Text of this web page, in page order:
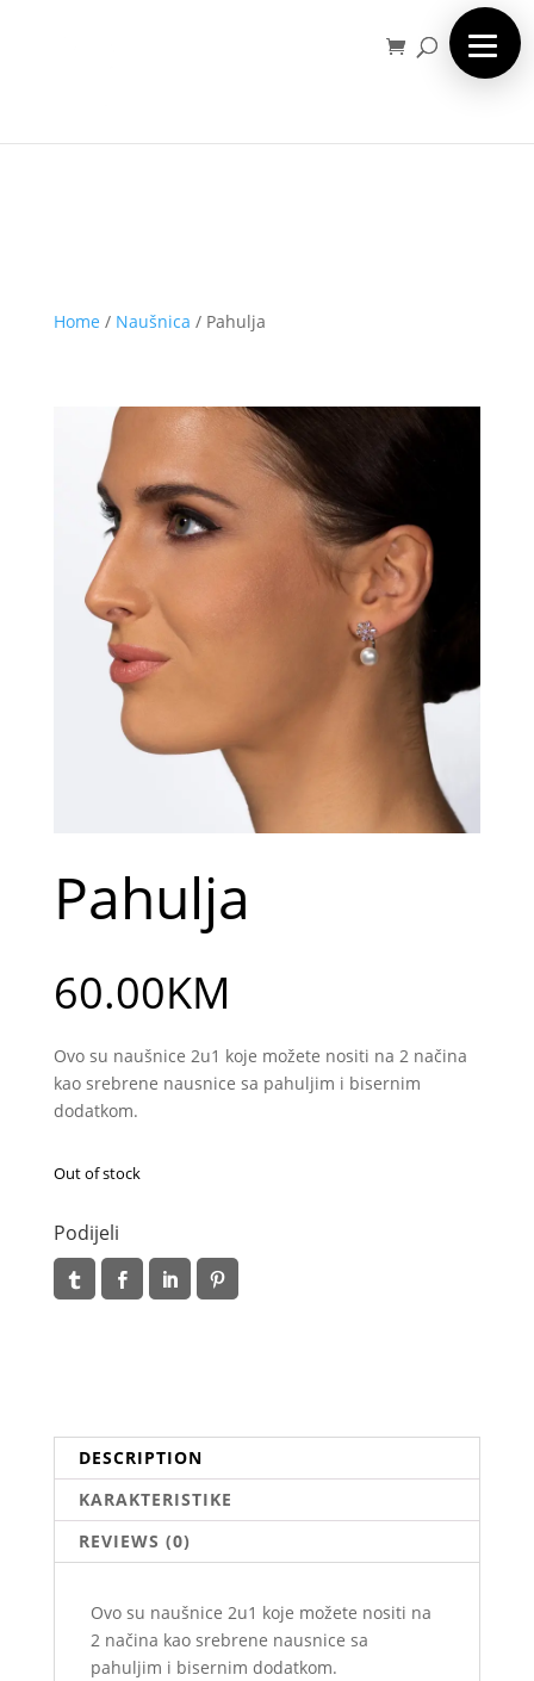
Home / Naušnica / Pahulja
Pahulja
60.00KM
Ovo su naušnice 2u1 koje možete nositi na 2 načina
kao srebrene nausnice sa pahuljim i bisernim
dodatkom.
Out of stock
Podijeli
DESCRIPTION
KARAKTERISTIKE
REVIEWS (0)
Ovo su naušnice 2u1 koje možete nositi na
2 načina kao srebrene nausnice sa
pahuljim i bisernim dodatkom.